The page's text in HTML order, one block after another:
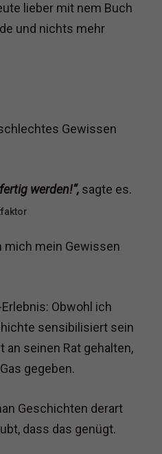
lieber mit nem Buch
und nichts mehr
Gewissen
werden!“, sagte es.
mich mein Gewissen
Obwohl ich
sensibilisiert sein
an seinen Rat gehalten,
gegeben.
Geschichten derart
dass das genügt.